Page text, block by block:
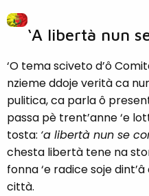
‘A libertà nun
‘O tema sciveto d’ô
nzieme ddoje verità ca
pulitica, ca parla ô
passa pè trent’anne ‘e
tosta: ‘a libertà nun se
chesta libertà tene na
fonna ‘e radice soje
città.